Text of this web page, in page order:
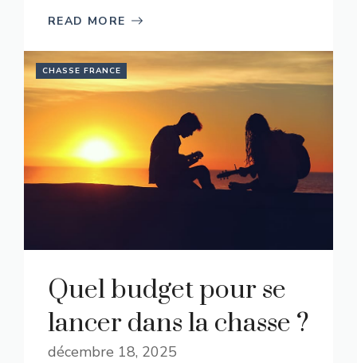
READ MORE
CHASSE FRANCE
Quel budget pour se
lancer dans la chasse ?
décembre 18, 2025